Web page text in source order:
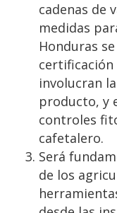
cadenas de
medidas
Honduras
certificación
involucran
producto, y
controles
cafetalero.
Será
de los